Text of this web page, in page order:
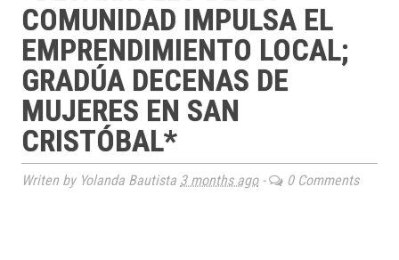
COMUNIDAD IMPULSA EL
EMPRENDIMIENTO LOCAL;
GRADÚA DECENAS DE
MUJERES EN SAN
CRISTÓBAL*
Writen by Yolanda Bautista 3 months ago- 0 Comments